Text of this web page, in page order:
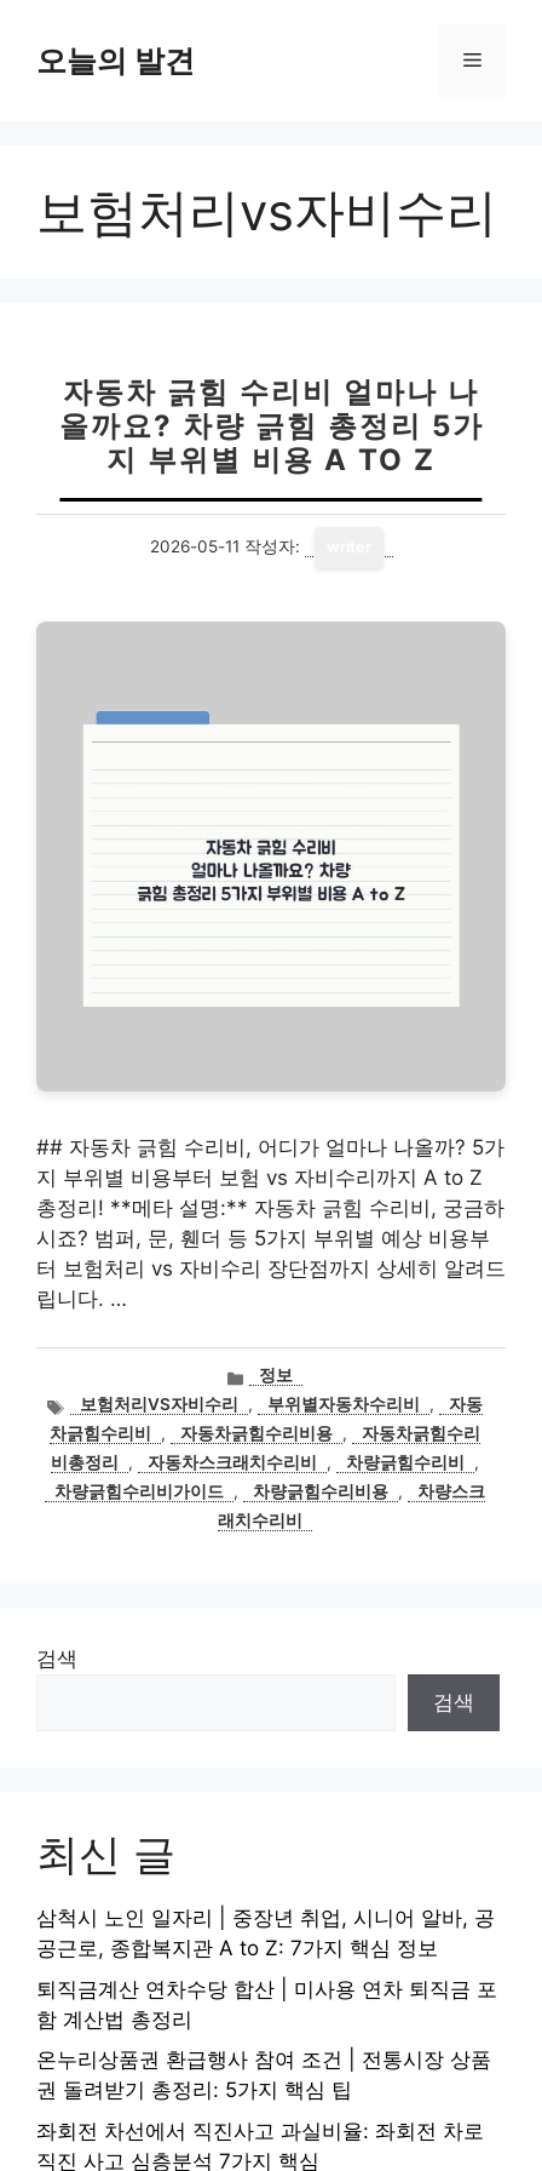
오늘의 발견 메
보험처리vs자비수리
자동차 긁힘 수리비 얼마나 나
올까요? 차량 긁힘 총정리 5가
지 부위별 비용 A TO Z
2026-05-11 작성자:
## 자동차 긁힘 수리비, 어디가 얼마나 나올까? 5가
지 부위별 비용부터 보험 vs 자비수리까지 A to Z
총정리! **메타 설명:** 자동차 긁힘 수리비, 궁금하
시죠? 범퍼, 문, 휀더 등 5가지 부위별 예상 비용부
터 보험처리 vs 자비수리 장단점까지 상세히 알려드
립니다. …
카
고
리
정보
태
그
보험처리VS자비수리 , 부위별자동차수리비 ,
자동
차긁힘수리비
, 자동차긁힘수리비용 ,
자동차긁힘수리
비총정리
, 자동차스크래치수리비 , 차량긁힘수리비
,
차량긁힘수리비가이드 , 차량긁힘수리비용 ,
차량스크
래치수리비
검색
검색
최신 글
삼척시 노인 일자리 | 중장년 취업, 시니어 알바, 공
공근로, 종합복지관 A to Z: 7가지 핵심 정보
퇴직금계산 연차수당 합산 | 미사용 연차 퇴직금 포
함 계산법 총정리
온누리상품권 환급행사 참여 조건 | 전통시장 상품
권 돌려받기 총정리: 5가지 핵심 팁
좌회전 차선에서 직진사고 과실비율: 좌회전 차로
직진 사고 심층분석 7가지 핵심